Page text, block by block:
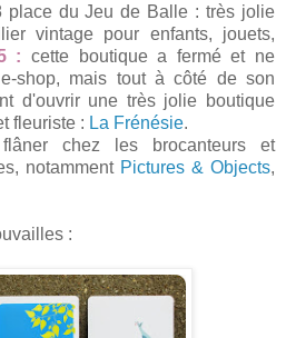
place du Jeu de Balle : très jolie
vintage pour enfants, jouets,
: cette boutique a fermé et ne
shop, mais tout à côté de son
d'ouvrir une très jolie boutique
fleuriste : La Frénésie.
chez les brocanteurs et
notamment Pictures & Objects,
: